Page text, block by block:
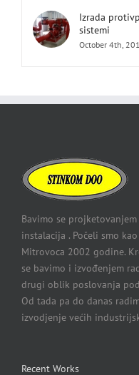
Izrada
sistemi
October 4th,
Bavimo se
instalacija . Počeli smo
Mitrovoca 2002 godine.
se bavimo i izvođenjem
drugi oblik poslovanja
Od tada pa do danas
izvodjenje većih
Recent Works